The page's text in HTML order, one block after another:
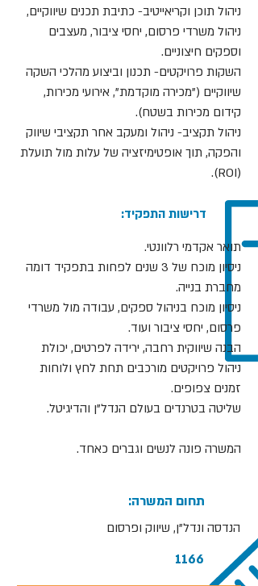
ניהול תוכן וקריאייטיב- כתיבת תכנים שיווקיים,
ניהול משרדי פרסום, יחסי ציבור, מעצבים
וספקים חיצוניים.
השקות פרויקטים- תכנון וביצוע מהלכי השקה
שיווקיים ("מכירה מוקדמת", אירועי מכירות,
קידום מכירות בשטח).
ניהול תקציב- ניהול ומעקב אחר תקציבי שיווק
והפקה, תוך אופטימיזציה של עלות מול תועלת
(ROI).
:דרישות התפקיד
תואר אקדמי רלוונטי.
ניסיון מוכח של 3 שנים לפחות בתפקיד דומה
מחברת בנייה.
ניסיון מוכח בניהול ספקים, עבודה מול משרדי
פרסום, יחסי ציבור ועוד.
הבנה שיווקית רחבה, ירידה לפרטים, יכולת
ניהול פרויקטים מורכבים תחת לחץ ולוחות
זמנים צפופים.
שליטה בטרנדים בעולם הנדל"ן והדיגיטל.
המשרה פונה לנשים וגברים כאחד.
:תחום המשרה
הנדסה ונדל"ן, שיווק ופרסום
1166